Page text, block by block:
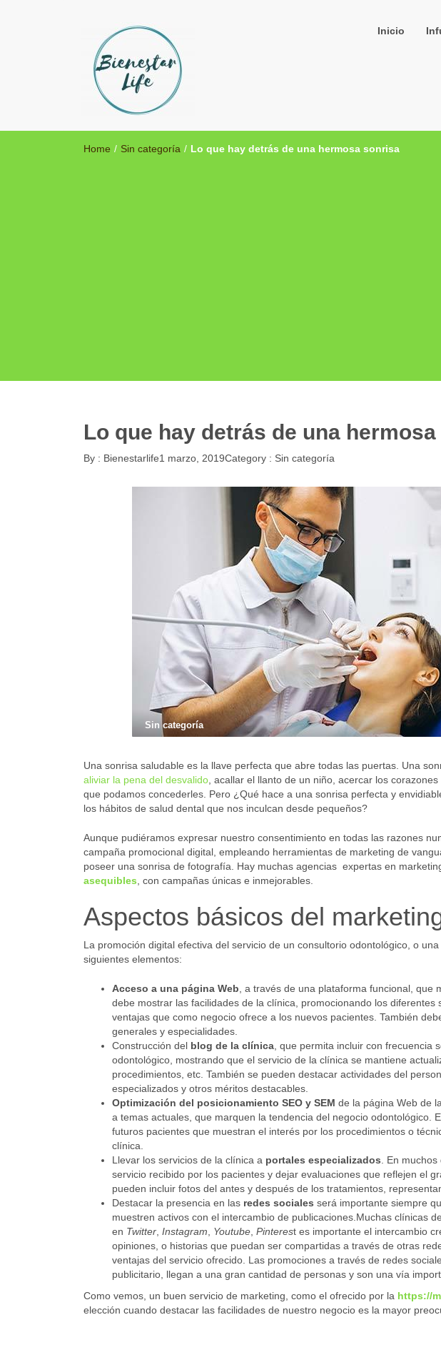
Inicio
Home / Sin categoría / Lo que hay detrás de una hermosa sonrisa
Lo que hay detrás de una
By : Bienestarlife1 marzo, 2019Category : Sin categoría
Sin categoría
Una sonrisa saludable es la llave perfecta que abre todas las puertas. Una
aliviar la pena del desvalido , acallar el llanto de un niño, acercar los
que podamos concederles. Pero ¿Qué hace a una sonrisa perfecta y
los hábitos de salud dental que nos inculcan desde pequeños?
Aunque pudiéramos expresar nuestro consentimiento en todas las razones
campaña promocional digital, empleando herramientas de marketing de
poseer una sonrisa de fotografía. Hay muchas agencias expertas en
asequibles , con campañas únicas e inmejorables.
Aspectos básicos del
La promoción digital efectiva del servicio de un consultorio odontológico, o
siguientes elementos:
Acceso a una página Web , a través de una plataforma funcional,
debe mostrar las facilidades de la clínica, promocionando los
ventajas que como negocio ofrece a los nuevos pacientes. También
generales y especialidades.
Construcción del blog de la clínica , que permita incluir con
odontológico, mostrando que el servicio de la clínica se mantiene
procedimientos, etc. También se pueden destacar actividades del
especializados y otros méritos destacables.
Optimización del posicionamiento SEO y SEM de la página Web de
a temas actuales, que marquen la tendencia del negocio odontológico.
futuros pacientes que muestran el interés por los procedimientos o
clínica.
Llevar los servicios de la clínica a portales especializados . En
servicio recibido por los pacientes y dejar evaluaciones que reflejen el
pueden incluir fotos del antes y después de los tratamientos,
Destacar la presencia en las redes sociales será importante siempre
muestren activos con el intercambio de publicaciones.Muchas clínicas
en Twitter Instagram Youtube Pinterest es importante el intercambio
opiniones, o historias que puedan ser compartidas a través de otras
ventajas del servicio ofrecido. Las promociones a través de redes
publicitario, llegan a una gran cantidad de personas y son una vía
Como vemos, un buen servicio de marketing, como el ofrecido por la https://
elección cuando destacar las facilidades de nuestro negocio es la mayor